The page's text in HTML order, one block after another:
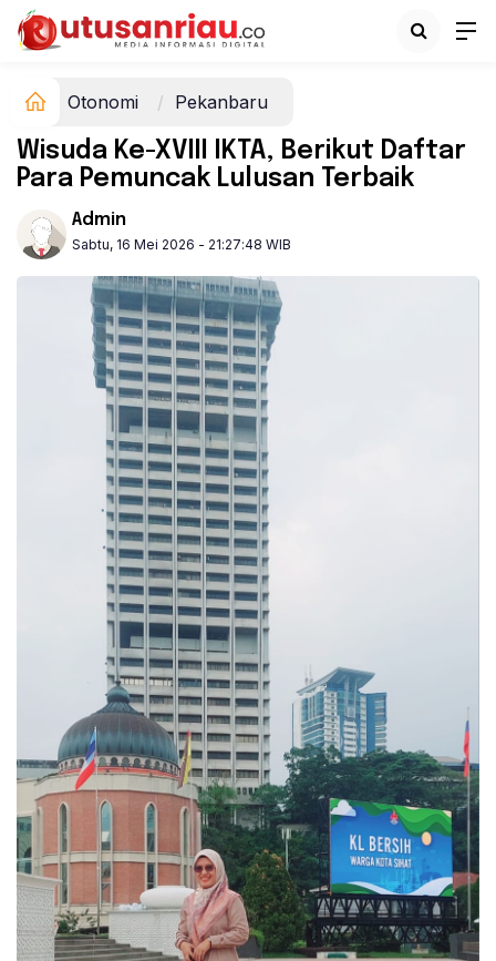
Otonomi Pekanbaru
‎Wisuda Ke-XVIII IKTA, Berikut Daftar
Para Pemuncak Lulusan Terbaik
Admin
Sabtu, 16 Mei 2026 - 21:27:48 WIB